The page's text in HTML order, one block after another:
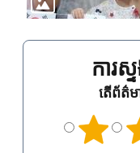
ការស្
តើព័ត៌